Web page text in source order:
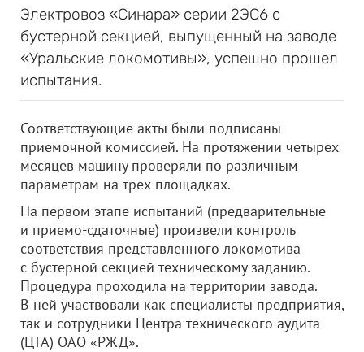
Электровоз «Синара» серии 2ЭС6 с
бустерной секцией, выпущенный на заводе
«Уральские локомотивы», успешно прошел
испытания.
Соответствующие акты были подписаны
приемочной комиссией. На протяжении четырех
месяцев машину проверяли по различным
параметрам на трех площадках.
На первом этапе испытаний (предварительные
и приемо-сдаточные) произвели контроль
соответствия представленного локомотива
с бустерной секцией техническому заданию.
Процедура проходила на территории завода.
В ней участвовали как специалисты предприятия,
так и сотрудники Центра технического аудита
(ЦТА) ОАО «РЖД».